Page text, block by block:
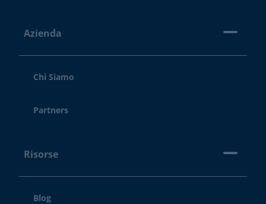
Azienda
Chi Siamo
Partners
Risorse
Blog